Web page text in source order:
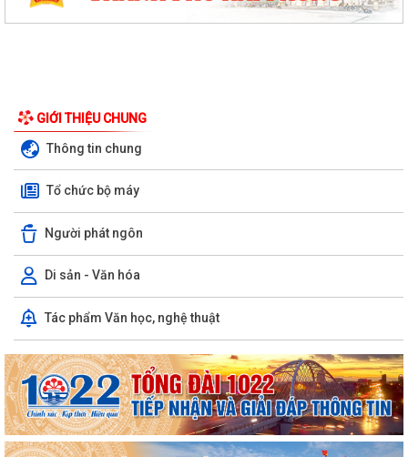
GIỚI THIỆU CHUNG
Thông tin chung
Tổ chức bộ máy
Người phát ngôn
Di sản - Văn hóa
Tác phẩm Văn học, nghệ thuật